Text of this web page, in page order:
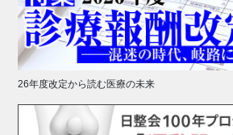
26年度改定から読む医療の未来